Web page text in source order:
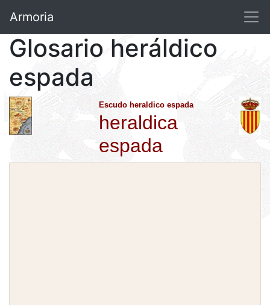
Armoria
Glosario heráldico
espada
Escudo heraldico espada
heraldica
espada